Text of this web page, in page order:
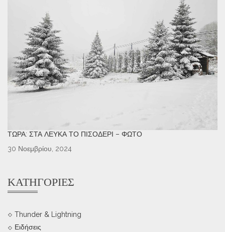
ΤΏΡΑ: ΣΤΑ ΛΕΥΚΆ ΤΟ ΠΙΣΟΔΈΡΙ – ΦΩΤΌ
30 Νοεμβρίου, 2024
ΚΑΤΗΓΟΡΊΕΣ
Thunder & Lightning
Ειδήσεις